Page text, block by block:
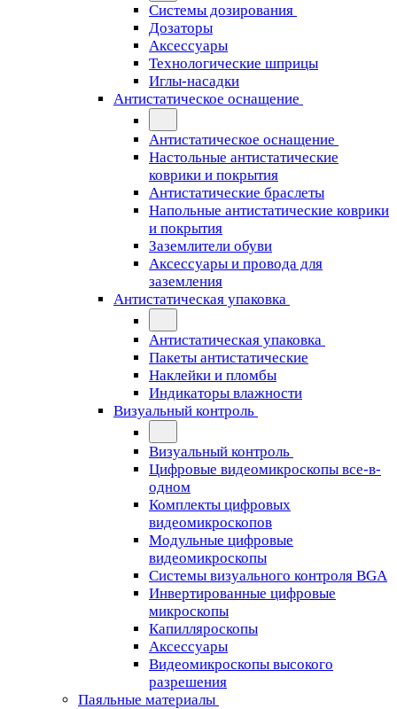
Системы дозирования
Дозаторы
Аксессуары
Технологические шприцы
Иглы-насадки
Антистатическое оснащение
Антистатическое оснащение
Настольные антистатические
коврики и покрытия
Антистатические браслеты
Напольные антистатические коврики
и покрытия
Заземлители обуви
Аксессуары и провода для
заземления
Антистатическая упаковка
Антистатическая упаковка
Пакеты антистатические
Наклейки и пломбы
Индикаторы влажности
Визуальный контроль
Визуальный контроль
Цифровые видеомикроскопы все-в-
одном
Комплекты цифровых
видеомикроскопов
Модульные цифровые
видеомикроскопы
Cистемы визуального контроля BGA
Инвертированные цифровые
микроскопы
Капилляроскопы
Аксессуары
Видеомикроскопы высокого
разрешения
Паяльные материалы